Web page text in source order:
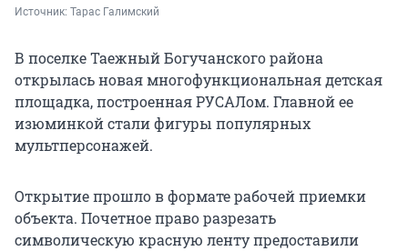
Источник: Тарас Галимский
В поселке Таежный Богучанского района
открылась новая многофункциональная детская
площадка, построенная РУСАЛом. Главной ее
изюминкой стали фигуры популярных
мультперсонажей.
Открытие прошло в формате рабочей приемки
объекта. Почетное право разрезать
символическую красную ленту предоставили